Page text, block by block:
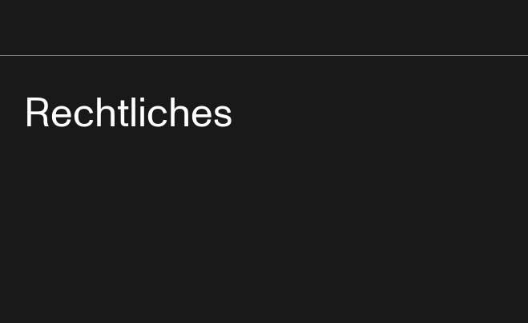
Rechtliches